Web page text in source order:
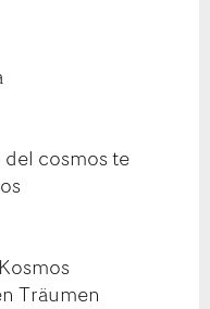
cosmos te
Träumen